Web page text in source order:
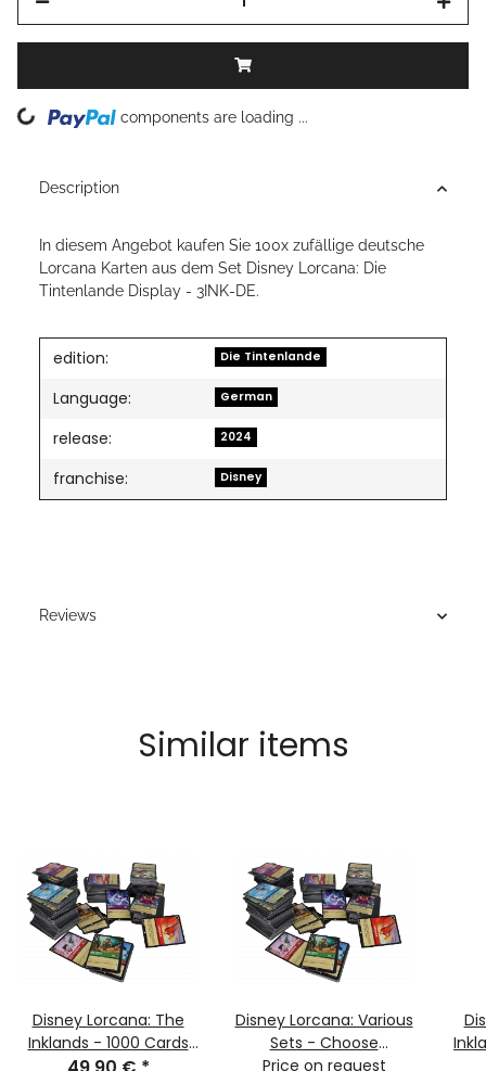
Loading... components are loading ...
Description
In diesem Angebot kaufen Sie 100x zufällige deutsche
Lorcana Karten aus dem Set Disney Lorcana: Die
Tintenlande Display - 3INK-DE.
edition: Die Tintenlande
Language: German
release: 2024
franchise: Disney
Reviews
Similar items
Disney Lorcana: The
Inklands - 1000 Cards
Random (German)
Disney Lorcana: Various
Sets - Choose
Quantity! - Random
Price on request